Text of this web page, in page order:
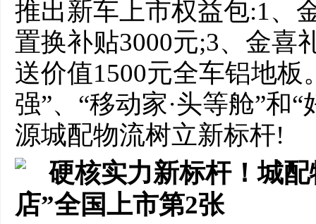
推出新车上市权益包:1、
置换补贴3000元;3、金喜
送价值1500元全车铝地板
强”、“移动家·头等舱”和
源城配物流树立新标杆!